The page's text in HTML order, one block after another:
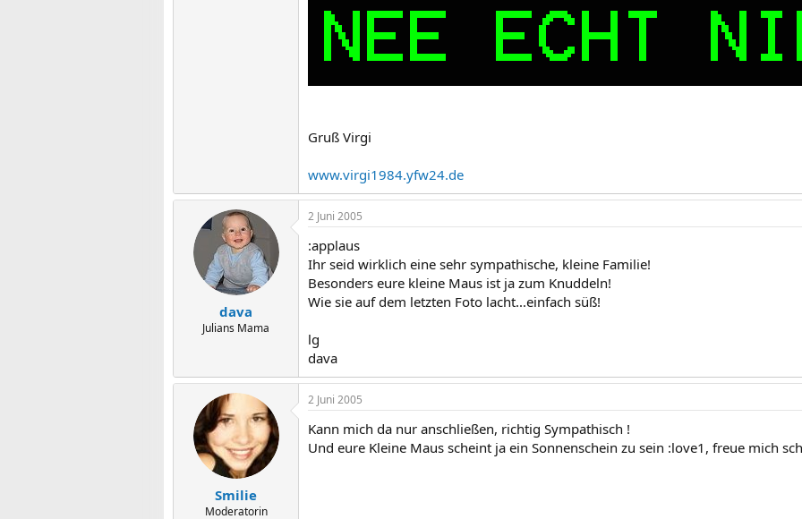
Gruß Virgi
www.virgi1984.yfw24.de
dava
Julians Mama
2 Juni 2005
:applaus
Ihr seid wirklich eine sehr sympathische, kleine Familie!
Besonders eure kleine Maus ist ja zum Knuddeln!
Wie sie auf dem letzten Foto lacht...einfach süß!
lg
dava
Smilie
Moderatorin
2 Juni 2005
Kann mich da nur anschließen, richtig Sympathisch !
Und eure Kleine Maus scheint ja ein Sonnenschein zu sein :love1, freue mich